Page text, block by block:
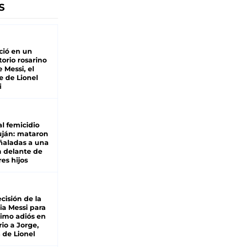
en un
rosarino
Messi, el
de Lionel
femicidio
mataron
a una
delante de
hijos
de la
Messi para
adiós en
a Jorge,
de Lionel